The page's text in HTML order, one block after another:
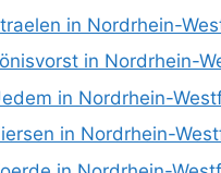
in Nordrhein-
in Nordrhein-
in Nordrhein-
in Nordrhein-